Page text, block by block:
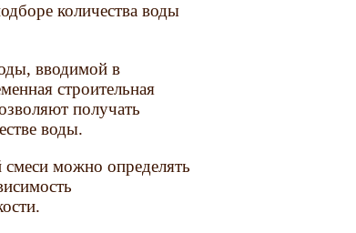
количества воды
вводимой в
строительная
получать
воды.
можно определять